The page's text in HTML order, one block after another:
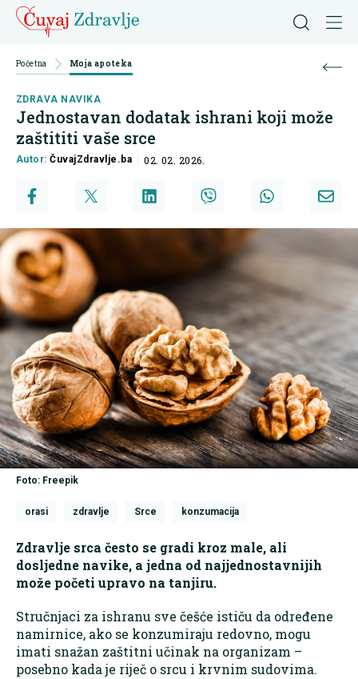
Početna Moja apoteka
ZDRAVA NAVIKA
Jednostavan dodatak ishrani koji može
zaštititi vaše srce
Autor:ČuvajZdravlje.ba 02. 02. 2026.
Foto: Freepik
orasi zdravlje Srce konzumacija
Zdravlje srca često se gradi kroz male, ali
dosljedne navike, a jedna od najjednostavnijih
može početi upravo na tanjiru.
Stručnjaci za ishranu sve češće ističu da određene
namirnice, ako se konzumiraju redovno, mogu
imati snažan zaštitni učinak na organizam –
posebno kada je riječ o srcu i krvnim sudovima.